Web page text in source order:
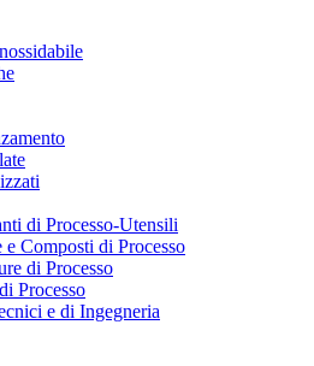
di Processo-Utensili
e Composti di Processo
di Processo
Processo
e di Ingegneria